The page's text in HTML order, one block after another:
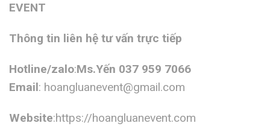
EVENT
Thông tin liên hệ tư vấn trực tiếp
Hotline/zalo:Ms.Yến 037 959 7066
Email: hoangluanevent@gmail.com
Website:https://hoangluanevent.com